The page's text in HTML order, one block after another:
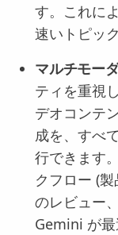
す。これに
速いトピッ
マルチモー
ティを重視
デオコンテ
成を、すべ
行できます
クフロー (
のレビュー
Gemini が最